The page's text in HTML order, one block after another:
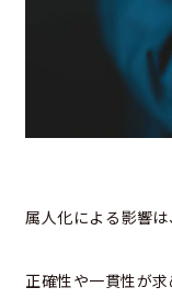
属人化による影響は
正確性や一貫性が